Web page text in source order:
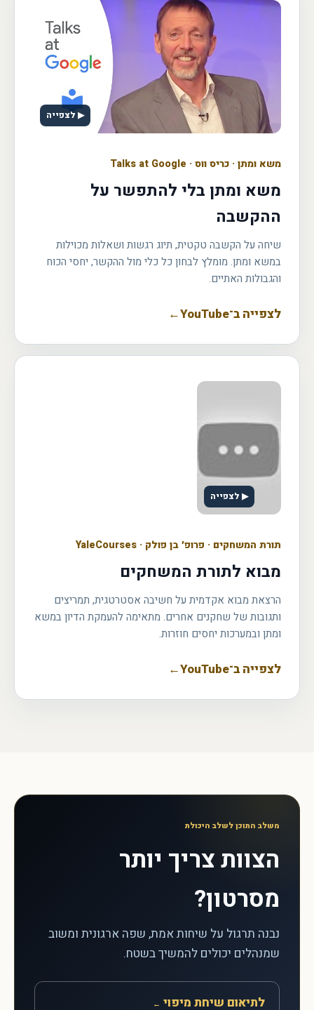
▶ לצפייה
משא ומתן· כריס ווס · Talks at Google
משא ומתן בלי להתפשר על
ההקשבה
שיחה על הקשבה טקטית, תיוג רגשות ושאלות מכוילות
במשא ומתן. מומלץ לבחון כל כלי מול ההקשר, יחסי הכוח
והגבולות האתיים.
לצפייה ב־YouTube ←
▶ לצפייה
תורת המשחקים · פרופ׳ בן פולק · YaleCourses
מבוא לתורת המשחקים
הרצאת מבוא אקדמית על חשיבה אסטרטגית, תמריצים
ותגובות של שחקנים אחרים. מתאימה להעמקת הדיון במשא
ומתן ובמערכות יחסים חוזרות.
לצפייה ב־YouTube ←
משלב התוכן לשלב היכולת
הצוות צריך יותר
מסרטון?
נבנה תרגול על שיחות אמת, שפה ארגונית ומשוב
שמנהלים יכולים להמשיך בשטח.
לתיאום שיחת מיפוי ←